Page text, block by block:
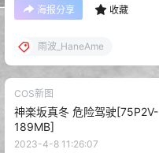
海报分享 收藏
雨波_HaneAme
COS新图
神楽坂真冬 危险驾驶[75P2V-
189MB]
2023-4-8 11:26:07